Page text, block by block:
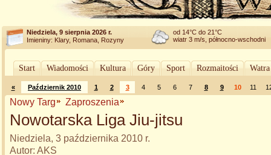
Niedziela, 9 sierpnia 2026 r.
Imieniny: Klary, Romana, Rozyny
od 14°C do 21°C
wiatr 3 m/s, północno-wschodni
Start Wiadomości Kultura Góry Sport Rozmaitości
« Październik 2010 1 2 3 4 5 6 7 8 9 10 11
Nowy Targ Zaproszenia
Nowotarska Liga Jiu-jitsu
Niedziela, 3 października 2010 r.
Autor: AKS